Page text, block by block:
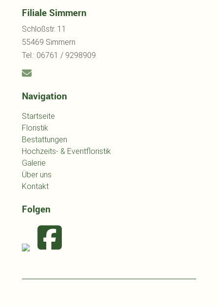
Filiale Simmern
Schloßstr. 11
55469 Simmern
Tel.: 06761 / 9298909
Navigation
Startseite
Floristik
Bestattungen
Hochzeits- & Eventfloristik
Galerie
Über uns
Kontakt
Folgen